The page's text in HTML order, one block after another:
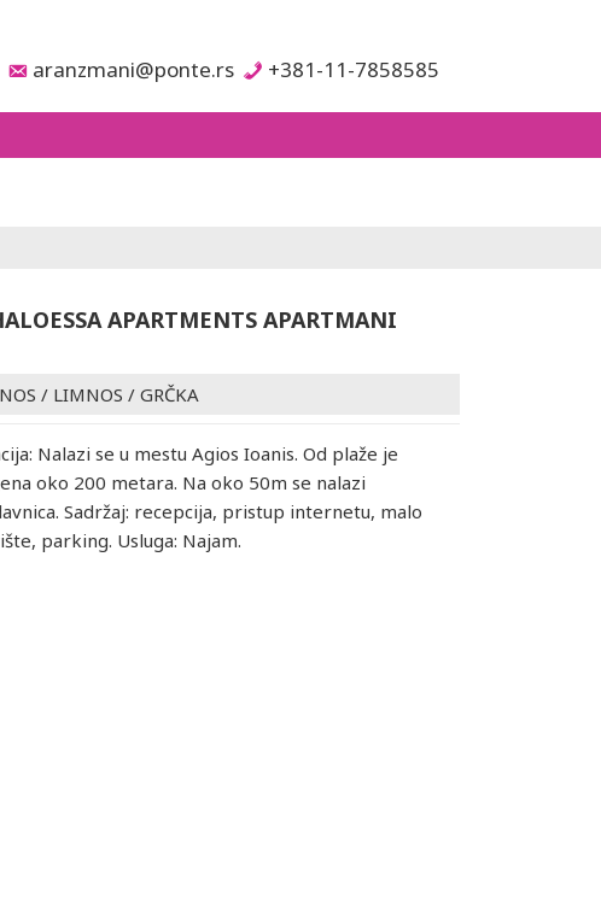
aranzmani@ponte.rs +381-11-7858585
APARTMENTS APARTMANI
/ LIMNOS / GRČKA
Nalazi se u mestu Agios Ioanis. Od plaže je
oko 200 metara. Na oko 50m se nalazi
Sadržaj: recepcija, pristup internetu, malo
parking. Usluga: Najam.